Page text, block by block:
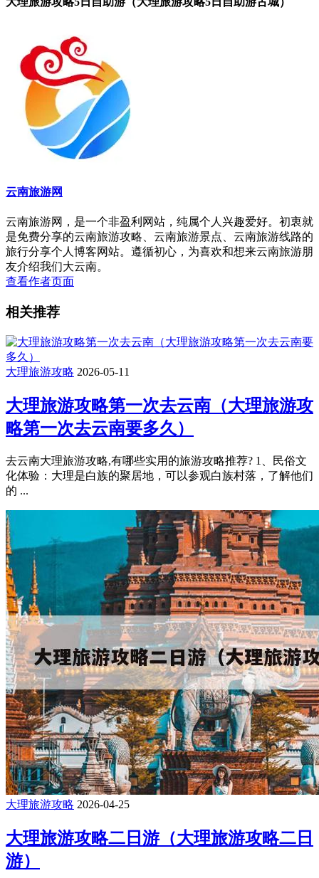
云南旅游网
云南旅游网，是一个非盈利网站，纯属个人兴趣爱好。初衷就
是免费分享的云南旅游攻略、云南旅游景点、云南旅游线路的
旅行分享个人博客网站。遵循初心，为喜欢和想来云南旅游朋
友介绍我们大云南。
查看作者页面
相关推荐
大理旅游攻略 2026-05-11
大理旅游攻略第一次去云南（大理旅游攻
略第一次去云南要多久）
去云南大理旅游攻略,有哪些实用的旅游攻略推荐? 1、民俗文
化体验：大理是白族的聚居地，可以参观白族村落，了解他们
的 ...
大理旅游攻略 2026-04-25
大理旅游攻略二日游（大理旅游攻略二日
游）